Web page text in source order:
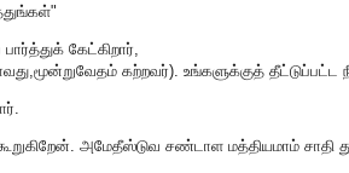
கேட்கிறார்,
கற்றவர்). உங்களுக்குத் தீட்டுப்பட்ட
அமேதீஸ்டுவ சண்டாள மத்தியமாம் சாதி